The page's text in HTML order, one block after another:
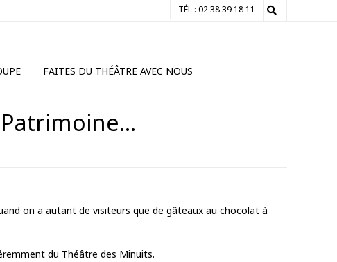
TÉL : 02 38 39 18 11
FAITES DU THÉÂTRE AVEC NOUS
on a autant de visiteurs que de gâteaux au chocolat à
du Théâtre des Minuits.